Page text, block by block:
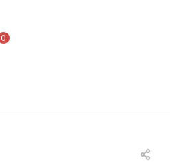
0